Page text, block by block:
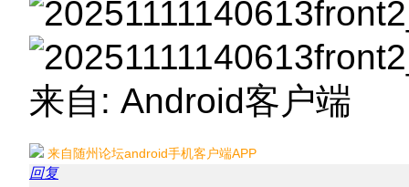
来自: Android客户端
来自随州论坛android手机客户端APP
回复